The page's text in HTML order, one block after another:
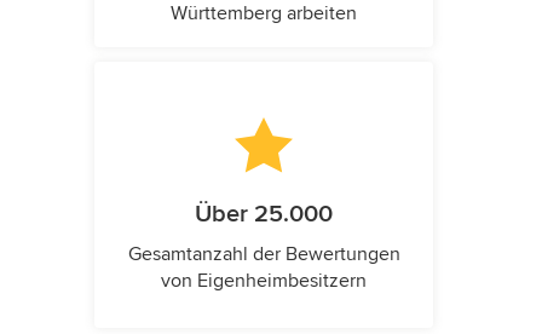
Württemberg arbeiten
Über 25.000
Gesamtanzahl der Bewertungen
von Eigenheimbesitzern